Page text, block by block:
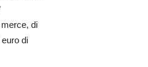
di
di